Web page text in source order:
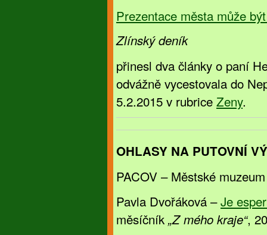
Prezentace města může
Zlínský deník
přinesl dva články o paní
odvážně vycestovala do
5.2.2015 v rubrice Zeny.
OHLASY NA PUTOVNÍ
PACOV – Městské
Pavla Dvořáková –Je
měsíčník „Z mého kraje“,